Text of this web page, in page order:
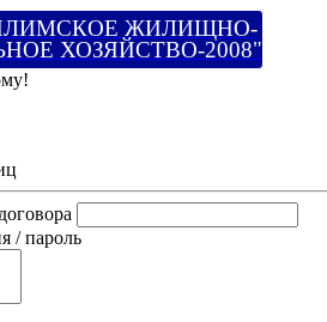
ЖИЛИЩНО-
ХОЗЯЙСТВО-2008"
/ пароль